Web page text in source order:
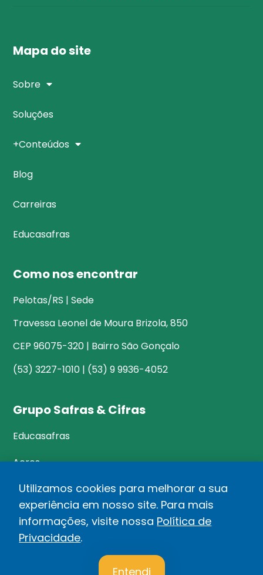
Mapa do site
Sobre
Soluções
+Conteúdos
Blog
Carreiras
Educasafras
Como nos encontrar
Pelotas/RS | Sede
Travessa Leonel de Moura Brizola, 850
CEP 96075-320 | Bairro São Gonçalo
(53) 3227-1010 | (53) 9 9936-4052
Grupo Safras & Cifras
Educasafras
Acres
©Safras&Cifras
Relatório de Transparência Salarial
Política de privacidade
Utilizamos cookies para melhorar a sua
experiência em nosso site. Para mais
informações, visite nossa Política de
Privacidade.
Entendi